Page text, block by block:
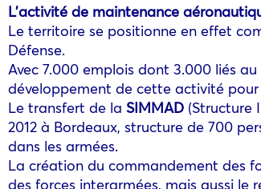
L’activité de maintenance
Le territoire se positionne en effet
Défense.
Avec 7.000 emplois dont 3.000 liés
développement de cette activité
Le transfert de la SIMMAD (Structure
2012 à Bordeaux, structure de 700
dans les armées.
La création du commandement des
des forces interarmées, mais aussi le